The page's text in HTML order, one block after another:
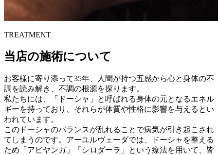
TREATMENT
当店の施術について
お客様に寄り添って35年、人間が持つ五感から心と身体の不
調を読み解き、不調の根源を探ります。
私たちには、「ドーシャ」と呼ばれる身体の元となるエネル
ギーを持っており、それらが体質や性格に影響を与えるとい
われています。
このドーシャのバランスが乱れることで病気が引き起こされ
てしまうのです。アーユルヴェーダでは、ドーシャを整える
ため「アビヤンガ」「シロダーラ」という療法を用いて、皆